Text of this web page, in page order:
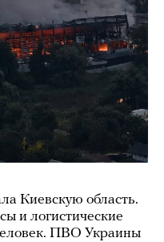
Киевскую область.
и логистические
ПВО Украины